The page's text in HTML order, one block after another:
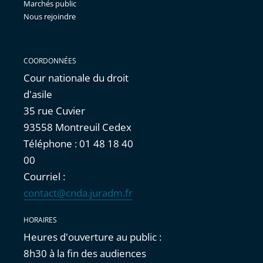
Marchés public
Nous rejoindre
COORDONNÉES
Cour nationale du droit
d'asile
35 rue Cuvier
93558 Montreuil Cedex
Téléphone : 01 48 18 40
00
Courriel :
contact@cnda.juradm.fr
HORAIRES
Heures d'ouverture au public :
8h30 à la fin des audiences